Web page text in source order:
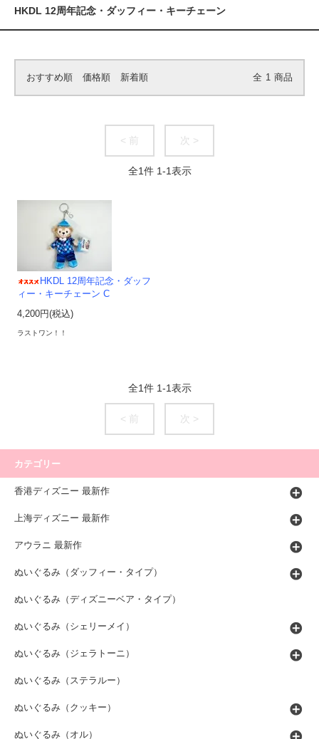
HKDL 12周年記念・ダッフィー・キーチェーン
おすすめ順 価格順 新着順 全 1 商品
< 前 次 >
全1件 1-1表示
HKDL 12周年記念・ダッフ
ィー・キーチェーン C
4,200円(税込)
ラストワン！！
全1件 1-1表示
< 前 次 >
カテゴリー
香港ディズニー 最新作
上海ディズニー 最新作
アウラニ 最新作
ぬいぐるみ（ダッフィー・タイプ）
ぬいぐるみ（ディズニーベア・タイプ）
ぬいぐるみ（シェリーメイ）
ぬいぐるみ（ジェラトーニ）
ぬいぐるみ（ステラルー）
ぬいぐるみ（クッキー）
ぬいぐるみ（オル）